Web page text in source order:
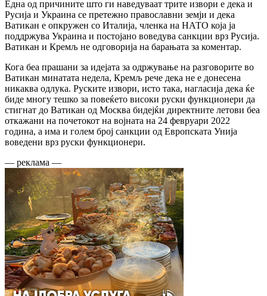
Една од причините што ги наведуваат трите извори е дека и
Русија и Украина се претежно православни земји и дека
Ватикан е опкружен со Италија, членка на НАТО која ја
поддржува Украина и постојано воведува санкции врз Русија.
Ватикан и Кремљ не одговорија на барањата за коментар.
Кога беа прашани за идејата за одржување на разговорите во
Ватикан минатата недела, Кремљ рече дека не е донесена
никаква одлука. Руските извори, исто така, нагласија дека ќе
биде многу тешко за повеќето високи руски функционери да
стигнат до Ватикан од Москва бидејќи директните летови беа
откажани на почетокот на војната на 24 февруари 2022
година, а има и голем број санкции од Европската Унија
воведени врз руски функционери.
— реклама —